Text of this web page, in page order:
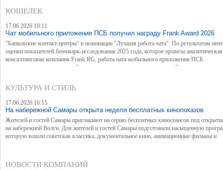
КОШЕЛЕК
17.06.2026 10:11
Чат мобильного приложения ПСБ получил награду Frank Award 2026
"Банковские контакт-центры" в номинации "Лучшая работа чата". По результатам
оценки показателей бенчмарк-исследования 2025 года, которое провела
консалтинговая компания Frank RG, работа чата мобильного приложения ПСБ
продемонстрировала лучший результат по совокупности показателей доступности,
КУЛЬТУРА И СТИЛЬ
17.06.2026 16:15
На набережной Самары открыта неделя бесплатных кинопоказов
Жителей и гостей Самары приглашают на серию бесплатных киносеансов под
на набережной Волги. Для жителей и гостей Самары подготовили насыщенную
которую вошли советская классика, документальное кино, анимационные фильмы и
НОВОСТИ КОМПАНИЙ